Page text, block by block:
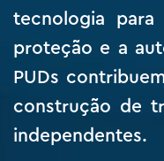
tecnologia para
proteção e a
PUDs
construção de
independentes.